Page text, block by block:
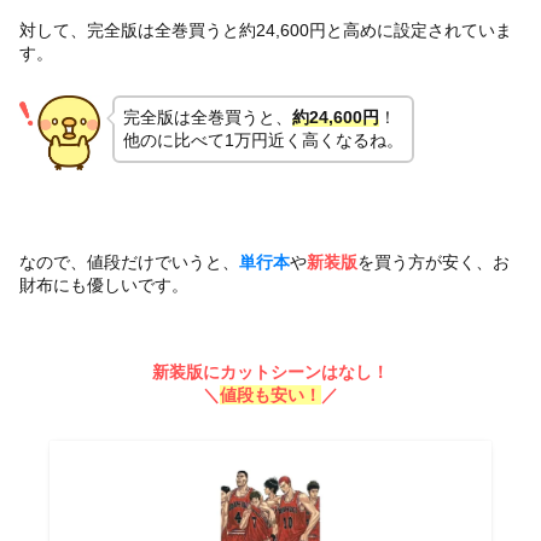
対して、完全版は全巻買うと約24,600円と高めに設定されていま
す。
完全版は全巻買うと、 約24,600円！
他のに比べて1万円近く高くなるね。
なので、値段だけでいうと、 単行本や新装版を買う方が安く、お
財布にも優しいです。
新装版にカットシーンはなし！
＼値段も安い！ ／